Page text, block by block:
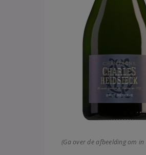
(Ga over de afbeelding om in